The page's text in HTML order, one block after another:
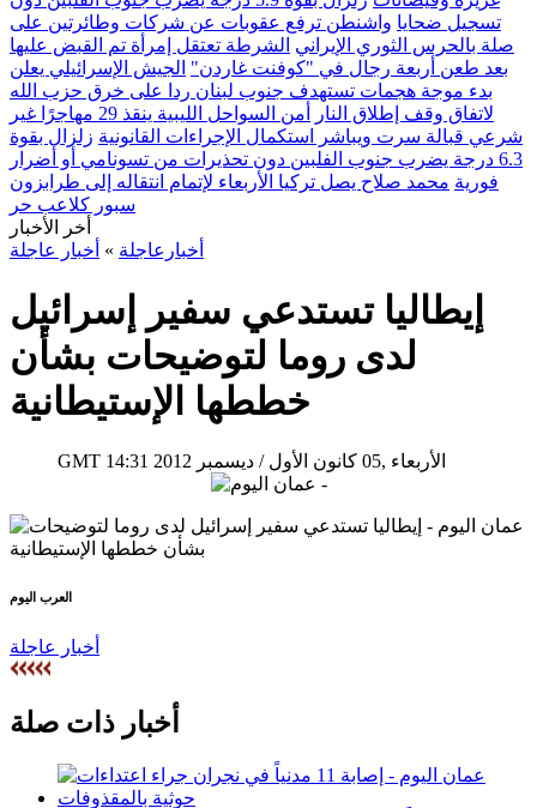
تسجيل ضحايا واشنطن ترفع عقوبات عن شركات وطائرتين على
صلة بالحرس الثوري الإيراني الشرطة تعتقل إمرأة تم القبض عليها
بعد طعن أربعة رجال في "كوفنت غاردن" الجيش الإسرائيلي يعلن
بدء موجة هجمات تستهدف جنوب لبنان ردا على خرق حزب الله
لاتفاق وقف إطلاق النار
أمن السواحل الليبية ينقذ 29 مهاجرًا غير
شرعي قبالة سرت ويباشر استكمال الإجراءات القانونية زلزال بقوة
6.3 درجة يضرب جنوب الفلبين دون تحذيرات من تسونامي أو أضرار
فورية محمد صلاح يصل تركيا الأربعاء لإتمام انتقاله إلى طرابزون
سبور كلاعب حر
أخر الأخبار
أخبارعاجلة » أخبار عاجلة
إيطاليا تستدعي سفير إسرائيل
لدى روما لتوضيحات بشأن
خططها الإستيطانية
GMT 14:31 2012 الأربعاء ,05 كانون الأول / ديسمبر
العرب اليوم
أخبار عاجلة
أخبار ذات صلة